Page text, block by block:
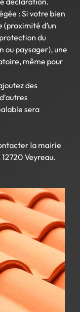
: Si votre bien
(proximité d’un
du
paysager), une
même pour
des
sera
la mairie
Veyreau.